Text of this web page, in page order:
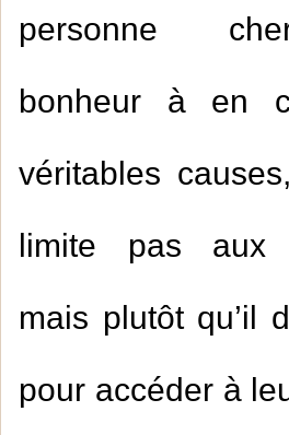
personne
bonheur à en
véritables
limite pas aux
mais plutôt qu’il
pour accéder à